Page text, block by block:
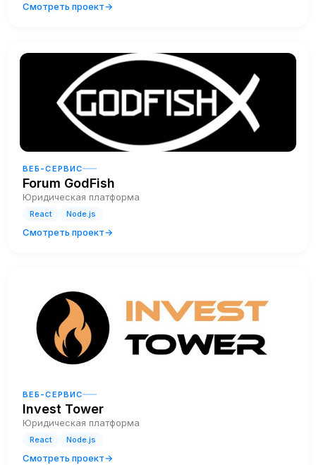
Смотреть проект
ВЕБ-СЕРВИС
Forum GodFish
Юридическая платформа
React Node.js
Смотреть проект
ВЕБ-СЕРВИС
Invest Tower
Юридическая платформа
React Node.js
Смотреть проект